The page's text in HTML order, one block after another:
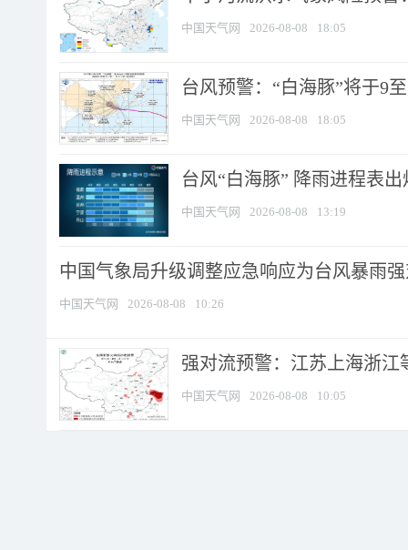
中国天气网 2026-08-08 18:05
台风预警：“白海豚”将于9
中国天气网 2026-08-08 18:05
台风“白海豚” 降雨进程表
中国天气网 2026-08-08 13:19
中国气象局升级调整应急响应为台风暴雨
中国天气网 2026-08-08 10:26
强对流预警：江苏上海浙江
中国天气网 2026-08-08 10:05